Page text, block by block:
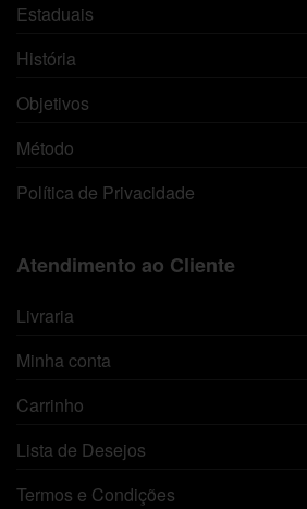
Estaduais
História
Objetivos
Método
Política de Privacidade
Atendimento ao Cliente
Livraria
Minha conta
Carrinho
Lista de Desejos
Termos e Condições